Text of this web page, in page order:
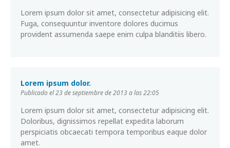
Lorem ipsum dolor sit amet, consectetur adipisicing elit.
Fuga, consequuntur inventore dolores ducimus
provident assumenda saepe enim culpa blanditiis libero.
Lorem ipsum dolor.
Publicado el 23 de septiembre de 2013 a las 22:05
Lorem ipsum dolor sit amet, consectetur adipisicing elit.
Doloribus, dignissimos repellat expedita laborum
perspiciatis obcaecati tempora temporibus eaque dolor
amet.